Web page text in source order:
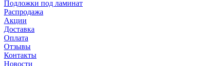
Подложки под ламинат
Распродажа
Акции
Доставка
Оплата
Отзывы
Контакты
Новости